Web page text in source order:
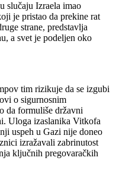
slučaju Izraela imao
je pristao da prekine rat
strane, predstavlja
a svet je podeljen oko
tim rizikuje da se izgubi
o sigurnosnim
da formuliše državni
Uloga izaslanika Vitkofa
uspeh u Gazi nije doneo
izražavali zabrinutost
ključnih pregovaračkih